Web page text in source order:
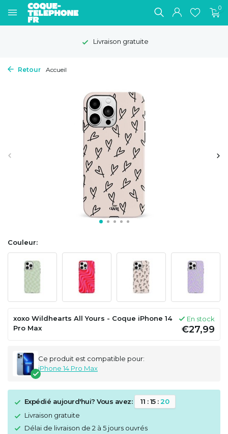
0
Livraison gratuite
Retour Accueil
Couleur:
xoxo Wildhearts All Yours - Coque iPhone 14
Pro Max
En stock
€27,99
Ce produit est compatible pour:
iPhone 14 Pro Max
Expédié aujourd'hui? Vous avez: 11 :15:20
Livraison gratuite
Délai de livraison de 2 à 5 jours ouvrés